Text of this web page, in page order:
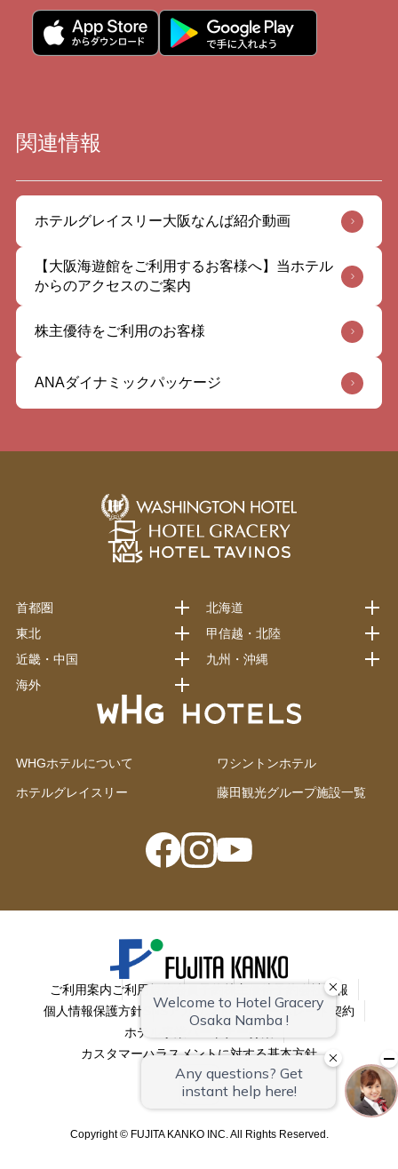
関連情報
ホテルグレイスリー大阪なんば紹介動画
【大阪海遊館をご利用するお客様へ】当ホテル
からのアクセスのご案内
株主優待をご利用のお客様
ANAダイナミックパッケージ
WHGホテルについて ワシントンホテル
ホテルグレイスリー 藤田観光グループ施設一覧
首都圏
北海道
東北
甲信越・北陸
近畿・中国
九州・沖縄
海外
ご利用案内ご利用規約
会社情報
個人情報保護方針
SNSアカウント一覧コーポレート契約
ホテル事業パートナー募集
カスタマーハラスメントに対する基本方針
Copyright © FUJITA KANKO INC. All Rights Reserved.